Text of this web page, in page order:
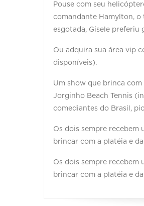
Pouse com seu
comandante Hamylton,
esgotada, Gisele preferiu
Ou adquira sua área vip
disponíveis).
Um show que brinca com
Jorginho Beach Tennis
comediantes do Brasil,
Os dois sempre recebem
brincar com a platéia e
Os dois sempre recebem
brincar com a platéia e